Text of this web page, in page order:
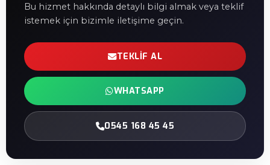
Bu hizmet hakkında detaylı bilgi almak veya teklif
istemek için bizimle iletişime geçin.
TEKLIF AL
WHATSAPP
0545 168 45 45